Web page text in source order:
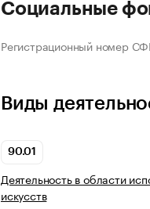
Социальные
Регистрационный номер
Виды
90.01
Деятельность в области
искусств